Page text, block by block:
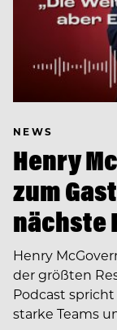
NEWS
Henry
zum
nächste
Henry
der größten
Podcast
starke Teams